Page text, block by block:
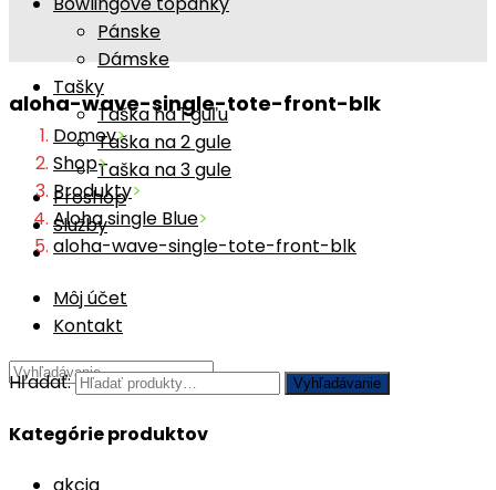
Pánske
Dámske
Tašky
Taška na 1 guľu
Taška na 2 gule
Taška na 3 gule
Proshop
Služby
Môj účet
Kontakt
aloha-wave-single-tote-front-blk
Domov>
Shop>
Produkty>
Aloha single Blue>
aloha-wave-single-tote-front-blk
Hľadať: Vyhľadávanie
Kategórie produktov
akcia